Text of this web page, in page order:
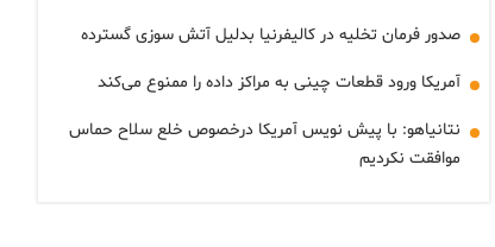
صدور فرمان تخلیه در کالیفرنیا بدلیل آتش سوزی گسترده
آمریکا ورود قطعات چینی به مراکز داده را ممنوع می‌کند
نتانیاهو: با پیش نویس آمریکا درخصوص خلع سلاح حماس
موافقت نکردیم